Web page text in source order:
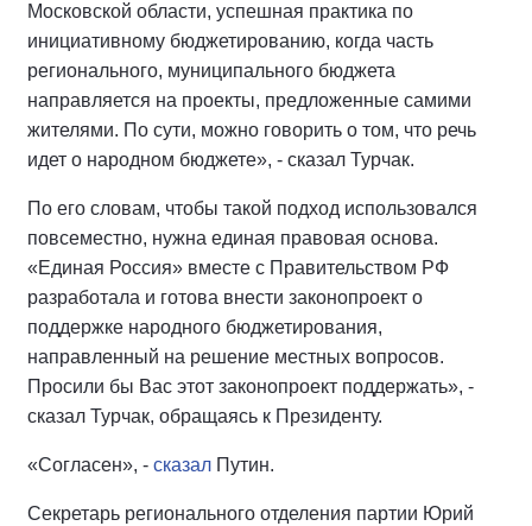
Московской области, успешная практика по
инициативному бюджетированию, когда часть
регионального, муниципального бюджета
направляется на проекты, предложенные самими
жителями. По сути, можно говорить о том, что речь
идет о народном бюджете», - сказал Турчак.
По его словам, чтобы такой подход использовался
повсеместно, нужна единая правовая основа.
«Единая Россия» вместе с Правительством РФ
разработала и готова внести законопроект о
поддержке народного бюджетирования,
направленный на решение местных вопросов.
Просили бы Вас этот законопроект поддержать», -
сказал Турчак, обращаясь к Президенту.
«Согласен», - сказал Путин.
Секретарь регионального отделения партии Юрий